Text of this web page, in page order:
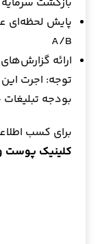
پایش لحظه‌ای
A/B
ارائه
توجه: اجرت
بودجه
برای کسب
کلینیک پوست